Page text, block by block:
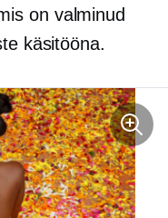
on valminud
käsitööna.